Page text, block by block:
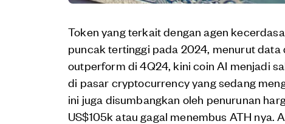
Token yang terkait dengan agen
puncak tertinggi pada 2024, menurut data
outperform di 4Q24, kini coin AI menjadi
di pasar cryptocurrency yang sedang
ini juga disumbangkan oleh penurunan
US$105k atau gagal menembus ATH nya.